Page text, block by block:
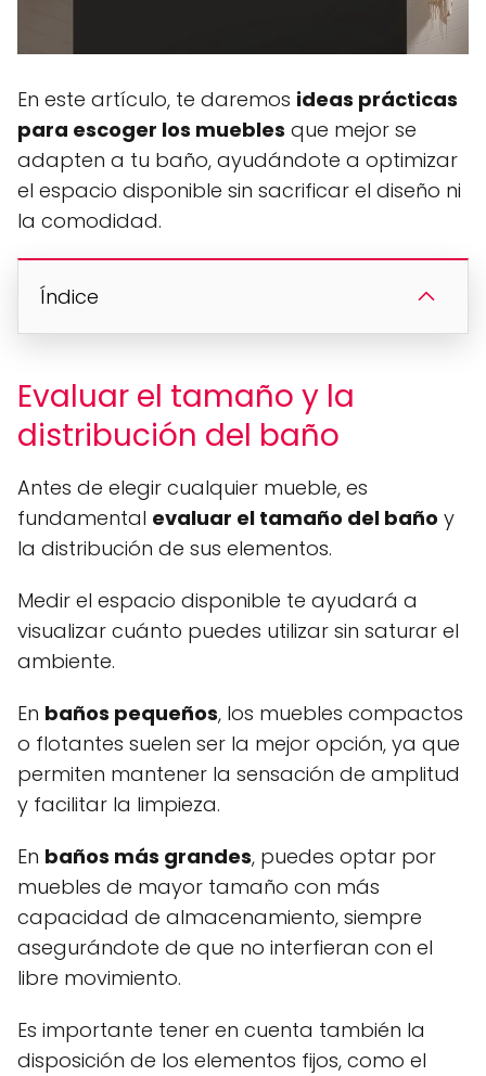
En este artículo, te daremos ideas prácticas
para escoger los muebles que mejor se
adapten a tu baño, ayudándote a optimizar
el espacio disponible sin sacrificar el diseño ni
la comodidad.
Índice
Evaluar el tamaño y la
distribución del baño
Antes de elegir cualquier mueble, es
fundamental evaluar el tamaño del baño y
la distribución de sus elementos.
Medir el espacio disponible te ayudará a
visualizar cuánto puedes utilizar sin saturar el
ambiente.
En baños pequeños, los muebles compactos
o flotantes suelen ser la mejor opción, ya que
permiten mantener la sensación de amplitud
y facilitar la limpieza.
En baños más grandes, puedes optar por
muebles de mayor tamaño con más
capacidad de almacenamiento, siempre
asegurándote de que no interfieran con el
libre movimiento.
Es importante tener en cuenta también la
disposición de los elementos fijos, como el